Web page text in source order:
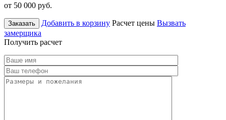
от 50 000 руб.
Заказать Добавить в корзину Расчет цены Вызвать
замерщика
Получить расчет